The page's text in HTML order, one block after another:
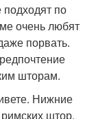
по
очень любят
порвать.
шторам.
Нижние
штор,